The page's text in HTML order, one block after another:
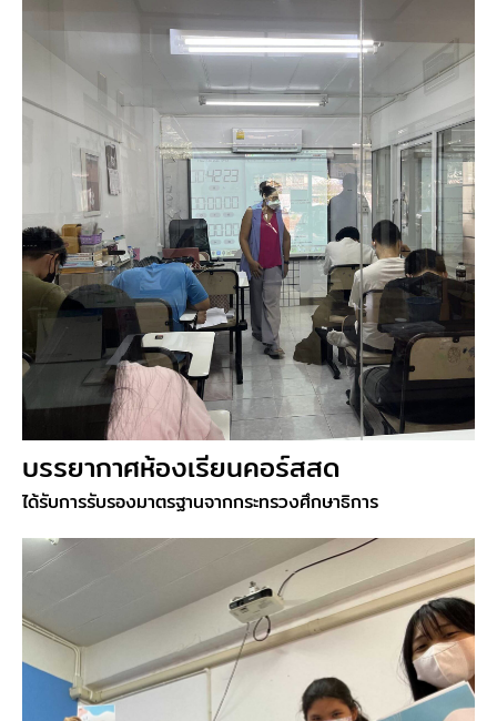
บรรยากาศห้องเรียนคอร์สสด
ได้รับการรับรองมาตรฐานจากกระทรวงศึกษาธิการ